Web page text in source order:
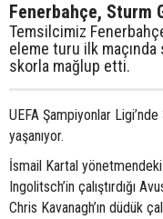
Fenerbahçe, Sturm
Temsilcimiz
eleme turu ilk maçında
skorla mağlup etti.
UEFA Şampiyonlar
yaşanıyor.
İsmail Kartal
Ingolitsch’in çalıştırdığı
Chris Kavanagh’ın düdük